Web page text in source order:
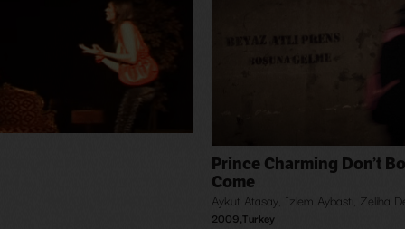
Prince Charming Don’t
Come
Aykut Atasay, İzlem Aybastı, Zeliha
2009,Turkey